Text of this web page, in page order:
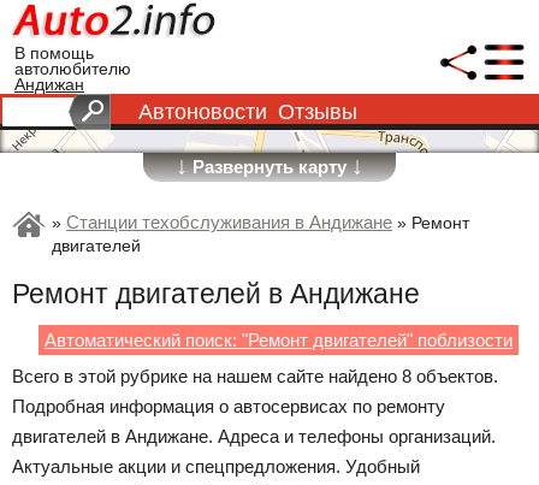
В помощь
автолюбителю
Андижан
Автоновости Отзывы
↓Развернуть карту↓
» Станции техобслуживания в Андижане » Ремонт
двигателей
Ремонт двигателей в Андижане
Автоматический поиск: "Ремонт двигателей" поблизости
Всего в этой рубрике на нашем сайте найдено 8 объектов.
Подробная информация о автосервисах по ремонту
двигателей в Андижане. Адреса и телефоны организаций.
Актуальные акции и спецпредложения. Удобный